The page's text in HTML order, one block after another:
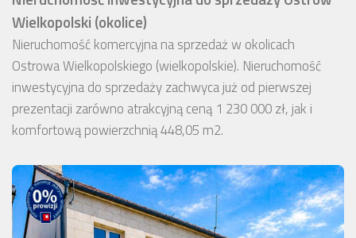
Wielkopolski (okolice)
Nieruchomość komercyjna na sprzedaż w okolicach
Ostrowa Wielkopolskiego (wielkopolskie). Nieruchomość
inwestycyjna do sprzedaży zachwyca już od pierwszej
prezentacji zarówno atrakcyjną ceną 1 230 000 zł, jak i
komfortową powierzchnią 448,05 m2.